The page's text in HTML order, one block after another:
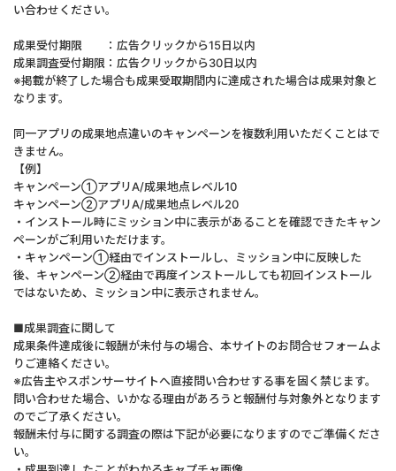
い合わせください。
成果受付期限 ：広告クリックから15日以内
成果調査受付期限：広告クリックから30日以内
※掲載が終了した場合も成果受取期間内に達成された場合は成果対象と
なります。
同一アプリの成果地点違いのキャンペーンを複数利用いただくことはで
きません。
【例】
キャンペーン①アプリA/成果地点レベル10
キャンペーン②アプリA/成果地点レベル20
・インストール時にミッション中に表示があることを確認できたキャン
ペーンがご利用いただけます。
・キャンペーン①経由でインストールし、ミッション中に反映した
後、キャンペーン②経由で再度インストールしても初回インストール
ではないため、ミッション中に表示されません。
■成果調査に関して
成果条件達成後に報酬が未付与の場合、本サイトのお問合せフォームよ
りご連絡ください。
※広告主やスポンサーサイトへ直接問い合わせする事を固く禁じます。
問い合わせた場合、いかなる理由があろうと報酬付与対象外となります
のでご了承ください。
報酬未付与に関する調査の際は下記が必要になりますのでご準備くださ
い。